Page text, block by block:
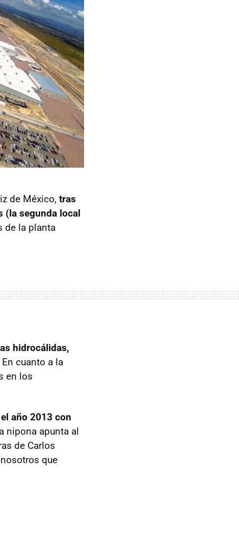
de México, tras
(la segunda local
de la planta
hidrocálidas,
En cuanto a la
en los
año 2013 con
nipona apunta al
de Carlos
que